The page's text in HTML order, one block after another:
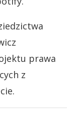
prawa
z